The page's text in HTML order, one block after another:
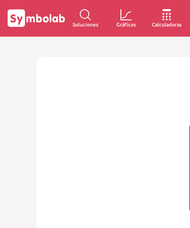
Soluciones Gráficos Calculadoras